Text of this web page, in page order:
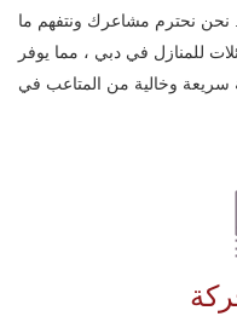
نحن نحترم مشاعرك ونتفهم ما
للمنازل في دبي ، مما يوفر